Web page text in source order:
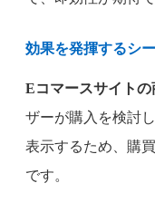
効果を発揮するシ
Eコマースサイト
ザーが購入を検討
表示するため、購
です。